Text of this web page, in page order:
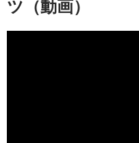
ツ（動画）